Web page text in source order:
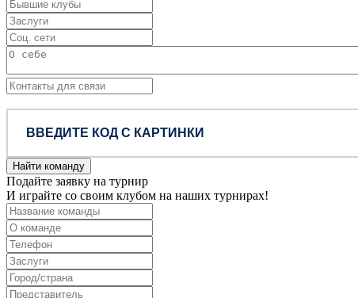
Найти команду
Подайте заявку на турнир
И играйте со своим клубом на наших турнирах!